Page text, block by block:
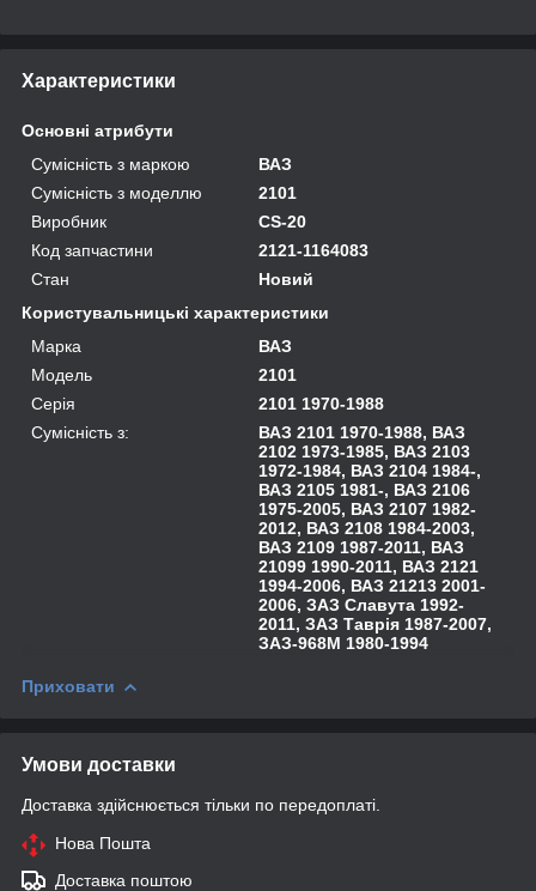
Характеристики
Основні атрибути
Сумісність з маркою
ВАЗ
Сумісність з моделлю
2101
Виробник
CS-20
Код запчастини
2121-1164083
Стан
Новий
Користувальницькі характеристики
Марка
ВАЗ
Модель
2101
Серія
2101 1970-1988
Сумісність з:
ВАЗ 2101 1970-1988, ВАЗ
2102 1973-1985, ВАЗ 2103
1972-1984, ВАЗ 2104 1984-,
ВАЗ 2105 1981-, ВАЗ 2106
1975-2005, ВАЗ 2107 1982-
2012, ВАЗ 2108 1984-2003,
ВАЗ 2109 1987-2011, ВАЗ
21099 1990-2011, ВАЗ 2121
1994-2006, ВАЗ 21213 2001-
2006, ЗАЗ Славута 1992-
2011, ЗАЗ Таврія 1987-2007,
ЗАЗ-968М 1980-1994
Приховати
Умови доставки
Доставка здійснюється тільки по передоплаті.
Нова Пошта
Доставка поштою